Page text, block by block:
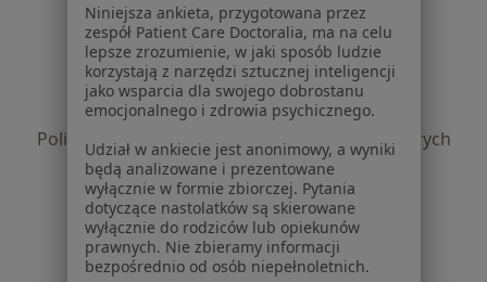
Serwis
Regulamin
Polityka prywatności pacjentów
Polityka prywatności profesjonalistów
Polityka prywatności dla profesjonalistów, których
dane pozyskaliśmy samodzielnie
Polityka cookies
Jak działają wyniki wyszukiwania
Dostępność
O nas
Niniejsza ankieta, przygotowana przez
zespół Patient Care Doctoralia, ma na celu
lepsze zrozumienie, w jaki sposób ludzie
korzystają z narzędzi sztucznej inteligencji
jako wsparcia dla swojego dobrostanu
emocjonalnego i zdrowia psychicznego.
Udział w ankiecie jest anonimowy, a wyniki
będą analizowane i prezentowane
wyłącznie w formie zbiorczej. Pytania
dotyczące nastolatków są skierowane
wyłącznie do rodziców lub opiekunów
prawnych. Nie zbieramy informacji
bezpośrednio od osób niepełnoletnich.